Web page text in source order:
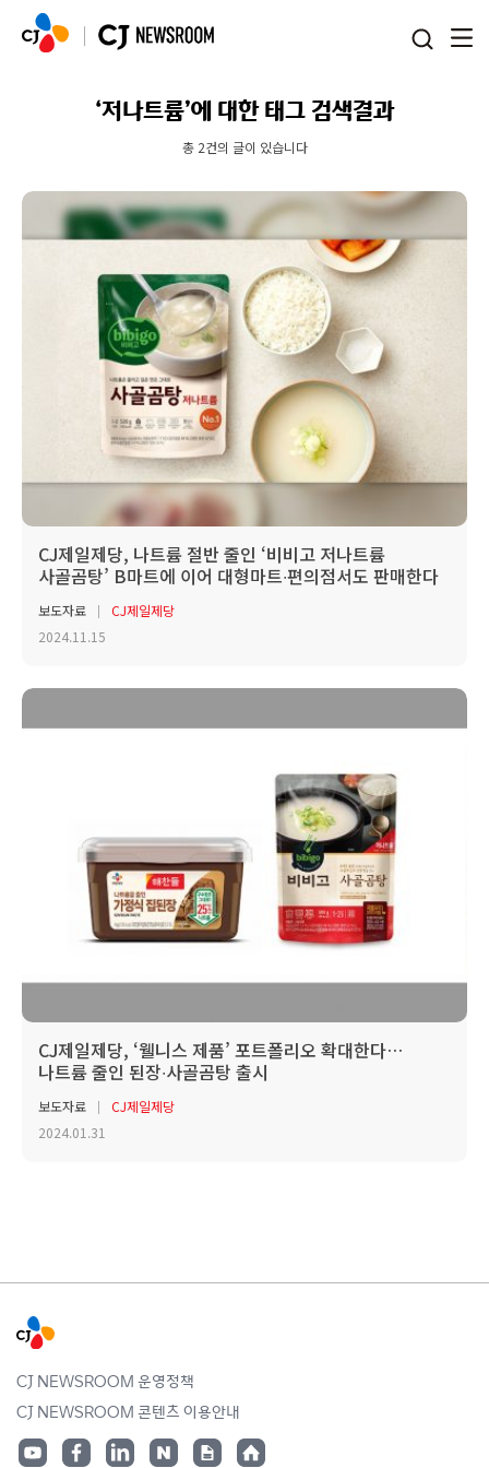
‘저나트륨’에 대한 태그 검색결과
총 2건의 글이 있습니다
CJ제일제당, 나트륨 절반 줄인 ‘비비고 저나트륨
사골곰탕’ B마트에 이어 대형마트∙편의점서도 판매한다
보도자료
CJ제일제당
2024.11.15
CJ제일제당, ‘웰니스 제품’ 포트폴리오 확대한다…
나트륨 줄인 된장∙사골곰탕 출시
보도자료
CJ제일제당
2024.01.31
CJ NEWSROOM 운영정책
CJ NEWSROOM 콘텐츠 이용안내